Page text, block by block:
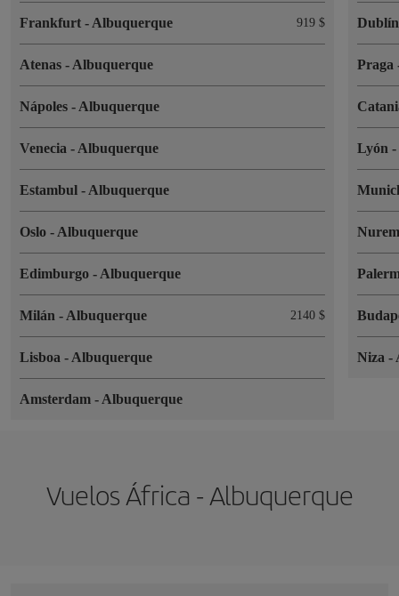
Frankfurt - Albuquerque 919 $
Atenas - Albuquerque
Nápoles - Albuquerque
Venecia - Albuquerque
Estambul - Albuquerque
Oslo - Albuquerque
Edimburgo - Albuquerque
Milán - Albuquerque 2140 $
Lisboa - Albuquerque
Amsterdam - Albuquerque
Praga
Lyón-
Niza-
Vuelos África - Albuquerque